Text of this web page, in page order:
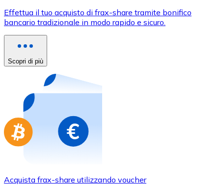
Usa le carte Visa e Mastercard per acquistare
Acquista con carta
Acquista gift card dei tuoi marchi preferiti con
Vai al negozio di carte regalo
Effettua il tuo acquisto di frax-share tramite bonifico
bancario tradizionale in modo rapido e sicuro.
Scopri di più
Acquista frax-share utilizzando voucher